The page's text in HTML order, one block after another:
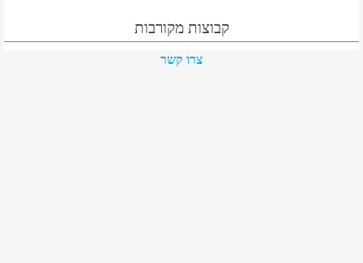
קבוצות מקורבות
צרו קשר